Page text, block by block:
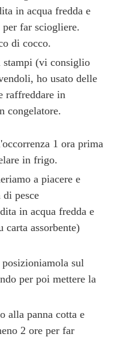
in acqua fredda e
far sciogliere.
di cocco.
stampi (vi consiglio
ho usato delle
raffreddare in
congelatore.
1 ora prima
in frigo.
a piacere e
pesce
in acqua fredda e
carta assorbente)
sul
per poi mettere la
alla panna cotta e
2 ore per far